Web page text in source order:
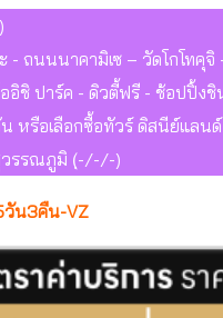
- ถนนนาคามิเซ – วัดโกโท
อิชิ ปาร์ค - ดิวตี้ฟรี - ช้อปปิ้ง
น หรือเลือกซื้อทัวร์ ดิสนีย์แล
วรรณภูมิ (ฺ-/-/-)
วัน3คืน-VZ